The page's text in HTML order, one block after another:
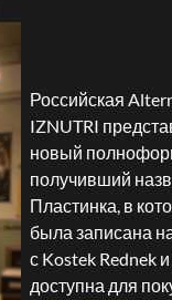
Российская
IZNUTRI
новый
получивший
Пластинка, в
была записана
с Kostek Rednek
доступна для